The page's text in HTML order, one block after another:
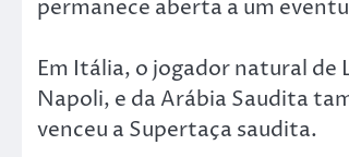
permanece aberta a um
Em Itália, o jogador natural de
Napoli, e da Arábia Saudita
venceu a Supertaça saudita.